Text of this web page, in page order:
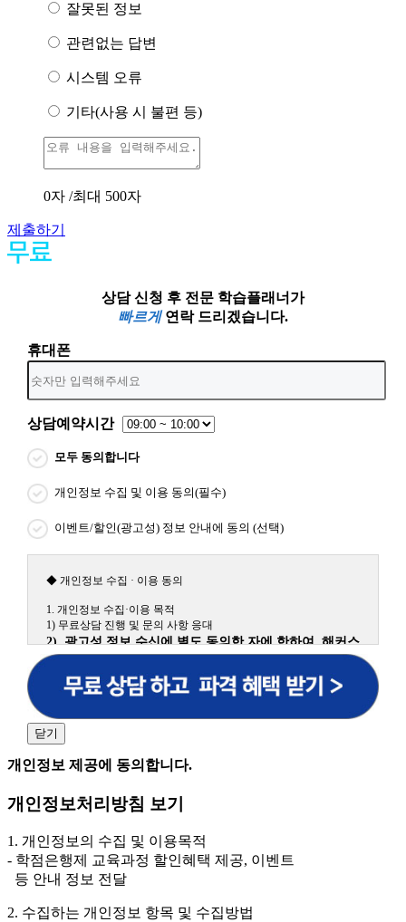
잘못된 정보
관련없는 답변
시스템 오류
기타(사용 시 불편 등)
0자 /최대 500자
제출하기
상담 신청 후 전문 학습플래너가
빠르게연락 드리겠습니다.
휴대폰
상담예약시간
모두 동의합니다
개인정보 수집 및 이용 동의(필수)
이벤트/할인(광고성) 정보 안내에 동의 (선택)
◆ 개인정보 수집 · 이용 동의
1. 개인정보 수집·이용 목적
1) 무료상담 진행 및 문의 사항 응대
2) 광고성 정보 수신에 별도 동의한 자에 한하여 해커스
원격평생교육원을 비롯한 해커스 교육그룹의 새로운 서
비스 신상품이나 이벤트, 최신 정보 안내 등 신청자의 취
향에 맞는 최적의 서비스를 제공하기 위함.
어, 해커스일본어, 해커스잡, 해커스금융, 해커스임용, 해커스공무
원, 해커스경찰, 해커스소방, 해커스공인중개사, 해커스주택관리
사, 해커스편입 등)
3. 개인정보 보유/이용 기간: 법령상 정하는 경우를 제
외하고는 회원탈퇴 시까지 이용 및 보관합니다. 단, 비회
원이거나 상담 시로부터 3년 이내 탈퇴하는 자의 경우,
소비자 불만 또는 분쟁처리를 위해 3년간 보관합니다.
의 경우에는 상담 신청이 제한됩니다.
닫기
개인정보 제공에 동의합니다.
개인정보처리방침 보기
1. 개인정보의 수집 및 이용목적
- 학점은행제 교육과정 할인혜택 제공, 이벤트
등 안내 정보 전달
2. 수집하는 개인정보 항목 및 수집방법